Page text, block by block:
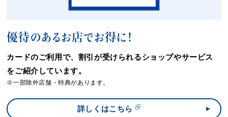
優待のあるお店でお得に！
カードのご利用で、割引が受けられるショップやサービス
をご紹介しています。
※一部除外店舗・特典があります。
詳しくはこちら